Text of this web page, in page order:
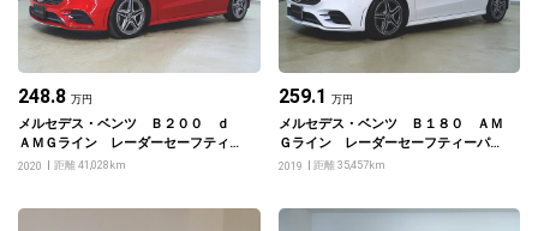
248.8 万円
メルセデス・ベンツ Ｂ２００ ｄ
ＡＭＧライン レーダーセーフティー
パッケージ ナビゲーションパッケー
2020 距離 41,028km
259.1 万円
メルセデス・ベンツ Ｂ１８０ ＡＭ
Ｇライン レーダーセーフティーパッ
ケージ ナビゲーションパッケージ
2019 距離 35,457km